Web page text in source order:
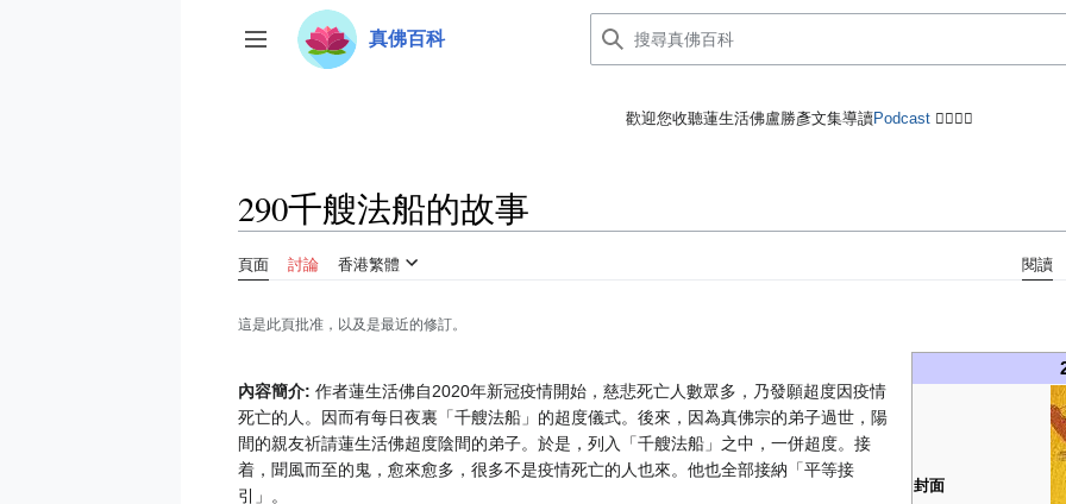
至切換側欄
真佛百科
歡迎您收聽蓮生活佛盧勝彥文集導讀Podcast 🙋‍♂️🙋‍♀️
290千艘法船的故事
頁面 討論 香港繁體 閱讀
這是此頁批准，以及是最近的修訂。
封面
內容簡介: 作者蓮生活佛自2020年新冠疫情開始，慈悲死亡人數眾多，乃發願超度因疫情
死亡的人。因而有每日夜裏「千艘法船」的超度儀式。後來，因為真佛宗的弟子過世，陽
間的親友祈請蓮生活佛超度陰間的弟子。於是，列入「千艘法船」之中，一併超度。接
着，聞風而至的鬼，愈來愈多，很多不是疫情死亡的人也來。他也全部接納「平等接
引」。